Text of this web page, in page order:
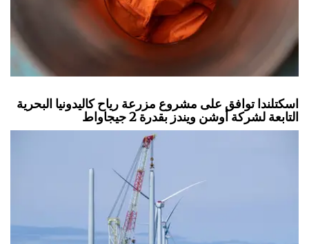
اسكتلندا توافق على مشروع مزرعة رياح كاليدونيا البحرية
التابعة لشركة أوشن ويندز بقدرة 2 جيجاواط